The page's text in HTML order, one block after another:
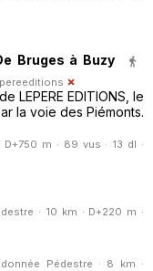
Bruges à Buzy
LEPERE EDITIONS, le
la voie des Piémonts.
m · 89 vus · 13 dl ·
· 10 km · D+220 m ·
Pédestre · 8 km ·